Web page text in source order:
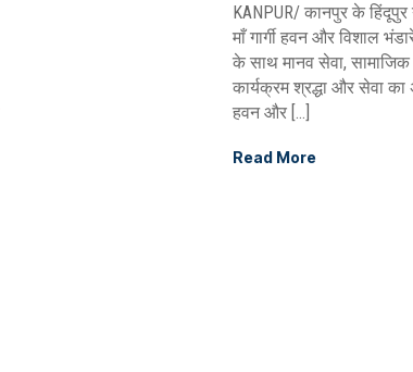
KANPUR/ कानपुर के हिंदूपुर
माँ गार्गी हवन और विशाल
के साथ मानव सेवा,
कार्यक्रम श्रद्धा और सेवा का
हवन और […]
Read More